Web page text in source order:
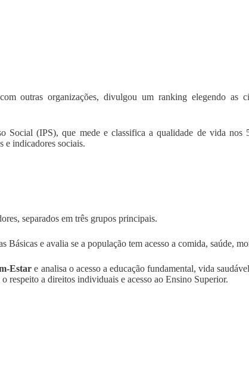
outras organizações, divulgou um ranking elegendo as
Social (IPS), que mede e classifica a qualidade de vida nos
e indicadores sociais.
separados em três grupos principais.
Básicas e avalia se a população tem acesso a comida, saúde,
Estar e analisa o acesso a educação fundamental, vida
o respeito a direitos individuais e acesso ao Ensino Superior.